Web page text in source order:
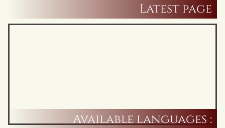
Latest page
Available languages :